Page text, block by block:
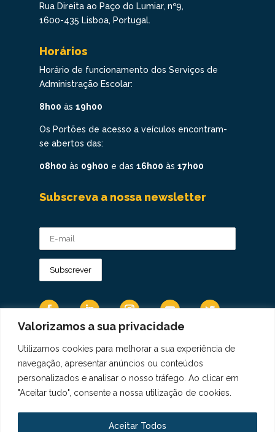
Valorizamos a sua privacidade
Utilizamos cookies para melhorar a sua experiência de
navegação, apresentar anúncios ou conteúdos
personalizados e analisar o nosso tráfego. Ao clicar em
"Aceitar tudo", consente a nossa utilização de cookies.
Aceitar Todos
Rua Direita ao Paço do Lumiar, nº9,
1600-435 Lisboa, Portugal.
Horários
Horário de funcionamento dos Serviços de
Administração Escolar:
8h00 às 19h00
Os Portões de acesso a veículos encontram-
se abertos das:
08h00 às 09h00 e das 16h00 às 17h00
Subscreva a nossa newsletter
Os Dados Pessoais são tratados de acordo
com a Diretiva 95/46/CE do Regulamento
Geral sobre a Proteção de Dados.
Copyright © 2021 Real Colégio de Portugal.
Todos os direitos revervados. Conheça a nossa
Política de Privacidadeaqui